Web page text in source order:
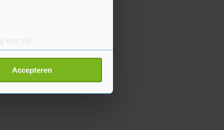
kan zijn
detailgedeelte
Accepteren